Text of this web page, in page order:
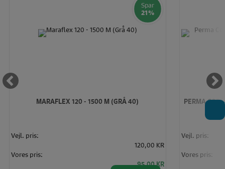
Spar
21%
MARAFLEX 120 - 1500 M (GRÅ 40)
Vejl. pris:
120,00 KR
Vores pris:
95,00 KR
PERMA
Vejl. pris:
Vores pris: